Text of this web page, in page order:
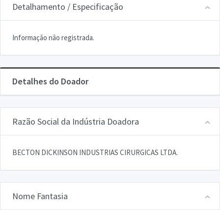
Detalhamento / Especificação
Informação não registrada.
Detalhes do Doador
Razão Social da Indústria Doadora
BECTON DICKINSON INDUSTRIAS CIRURGICAS LTDA.
Nome Fantasia